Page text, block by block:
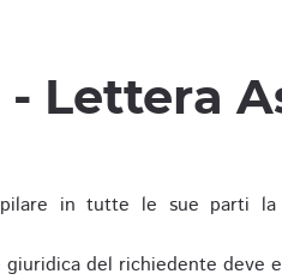
- Lettera
in tutte le sue parti la
giuridica del richiedente deve